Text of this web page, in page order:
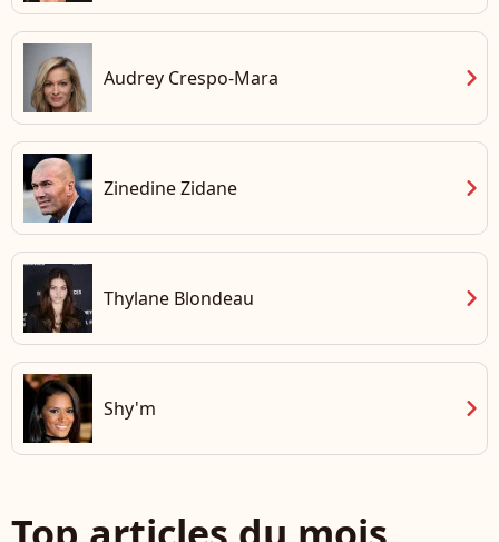
Audrey Crespo-Mara chevron_right
Zinedine Zidane chevron_right
Thylane Blondeau chevron_right
Shy'm chevron_right